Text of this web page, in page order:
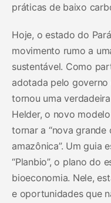
práticas de baixo
Hoje, o estado do
movimento rumo a
sustentável. Como
adotada pelo
tornou uma
Helder, o novo
tornar a “nova
amazônica”. Um guia
“Planbio”, o plano do
bioeconomia. Nele,
e oportunidades que